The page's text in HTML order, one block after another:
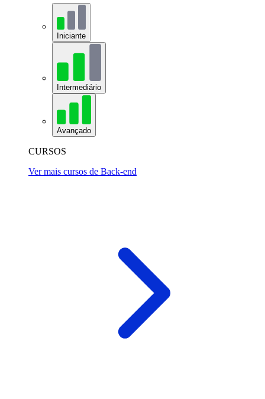
Iniciante
Intermediário
Avançado
CURSOS
Ver mais cursos de Back-end